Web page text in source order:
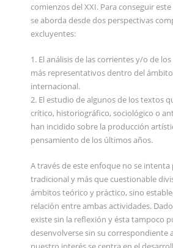
comienzos del XXI. Para conseguir
se aborda desde dos perspectivas
excluyentes:
1. El análisis de las corrientes y/o de
más representativos dentro del
internacional.
2. El estudio de algunos de los textos
crítico, historiográfico, sociológico o
han incidido sobre la producción
pensamiento de los últimos años.
A través de este enfoque no se intenta
tradicional y más que cuestionable
ámbitos teórico y práctico, sino
relación entre ambas actividades.
existe sin la reflexión y ésta tampoco
desenvolverse sin su correspondiente